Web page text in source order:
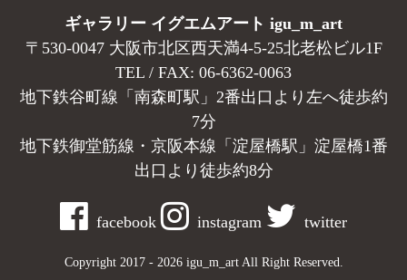
ギャラリー イグエムアート igu_m_art
〒530-0047 大阪市北区西天満4-5-25北老松ビル1F
TEL / FAX: 06-6362-0063
地下鉄谷町線「南森町駅」2番出口より左へ徒歩約
7分
地下鉄御堂筋線・京阪本線「淀屋橋駅」淀屋橋1番
出口より徒歩約8分
facebook instagram twitter
Copyright 2017 - 2026 igu_m_art All Right Reserved.